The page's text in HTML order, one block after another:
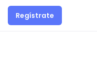
Regístrate